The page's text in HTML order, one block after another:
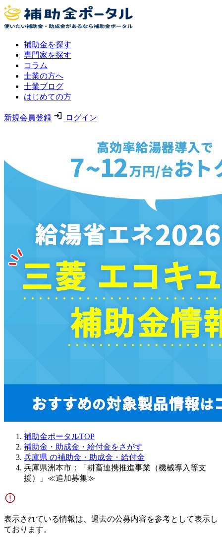
補助金を探す
専門家を探す
コラム
士業の方へ
士業ブログ
はじめての方
新規会員登録 ログイン
補助金ポータルTOP
補助金・助成金・給付金をさがす
兵庫県 の補助金・助成金・給付金
兵庫県洲本市：「耕畜連携推進事業（機械導入等支
援）」≪追加募集≫
表示されている情報は、過去の公募内容を参考として表示し
ております。